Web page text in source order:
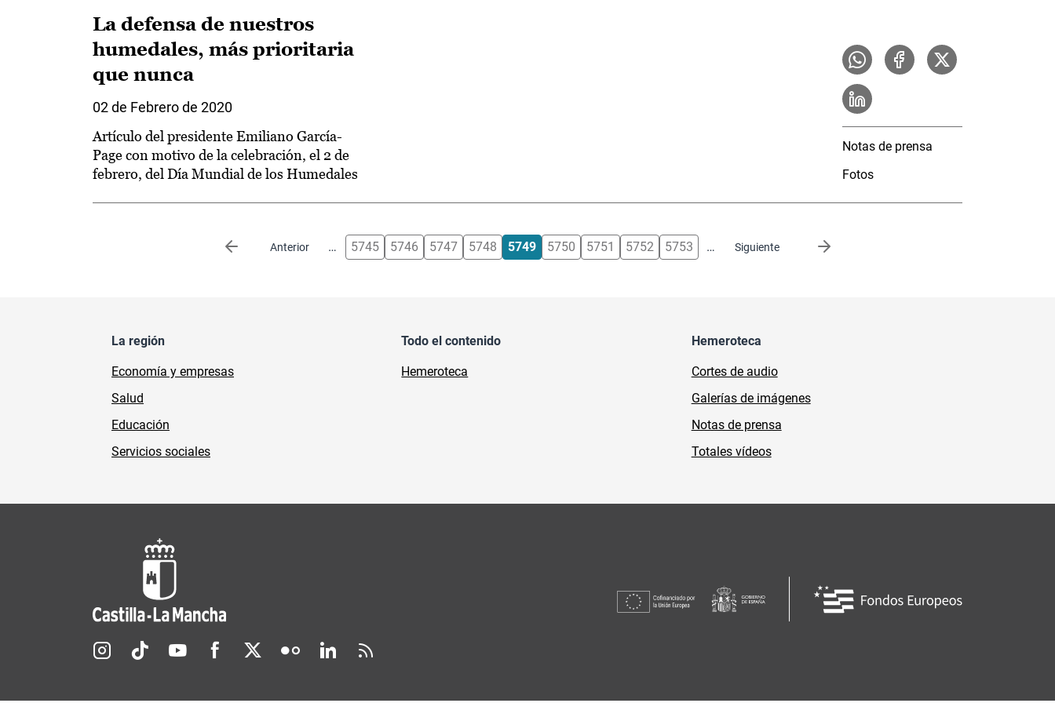
La defensa de nuestros
humedales, más prioritaria
que nunca
02 de Febrero de 2020
Artículo del presidente Emiliano García-
Page con motivo de la celebración, el 2 de
febrero, del Día Mundial de los Humedales
Notas de prensa
Fotos
Anterior
Página anterior … 5745 5746 5747 5748 5749 5750 5751 5752 5753 … Siguiente
Siguiente página
La región
Economía y empresas
Salud
Educación
Servicios sociales
Todo el contenido
Hemeroteca
Hemeroteca
Cortes de audio
Galerías de imágenes
Notas de prensa
Totales vídeos
Redes sociales JCCM